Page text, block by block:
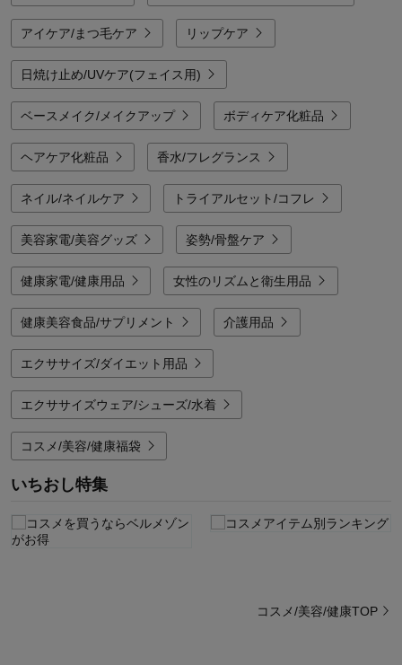
アイケア/まつ毛ケア リップケア
日焼け止め/UVケア(フェイス用)
ベースメイク/メイクアップ ボディケア化粧品
ヘアケア化粧品 香水/フレグランス
ネイル/ネイルケア トライアルセット/コフレ
美容家電/美容グッズ 姿勢/骨盤ケア
健康家電/健康用品 女性のリズムと衛生用品
健康美容食品/サプリメント 介護用品
エクササイズ/ダイエット用品
エクササイズウェア/シューズ/水着
コスメ/美容/健康福袋
いちおし特集
コスメ/美容/健康TOP